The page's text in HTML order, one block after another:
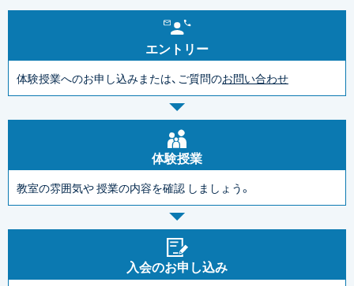
エントリー
体験授業へのお申し込みまたは、ご質問のお問い合わせ
体験授業
教室の雰囲気や授業の内容を確認 しましょう。
入会のお申し込み